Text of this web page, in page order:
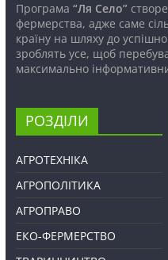
Програма “Ля Село”
фермерства, адже саме
країну на шляху до
зроблять усе, щоб
максимально
РОЗДІЛИ
АГРОТЕХНІКА
АГРОПОЛІТИКА
АГРОПРАВО
ЕКО-ФЕРМЕРСТВО